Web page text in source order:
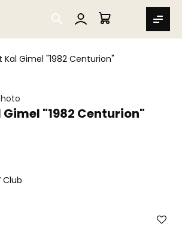
SEARCH
MIN VARUKORG
Kal Gimel "1982 Centurion"
Gimel "1982 Centurion"
Club